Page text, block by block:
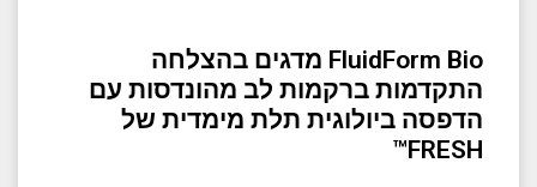
FluidForm Bio מדגים בהצלחה
התקדמות ברקמות לב מהונדסות עם
הדפסה ביולוגית תלת מימדית של
FRESH™